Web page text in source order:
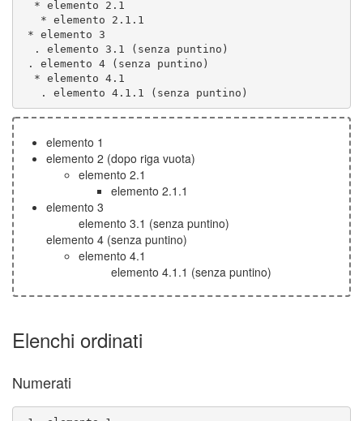
   . elemento 4.1.1 (senza puntino)
elemento 1
elemento 2 (dopo riga vuota)
elemento 2.1
elemento 2.1.1
elemento 3
elemento 3.1 (senza puntino)
elemento 4 (senza puntino)
elemento 4.1
elemento 4.1.1 (senza puntino)
Elenchi ordinati
Numerati